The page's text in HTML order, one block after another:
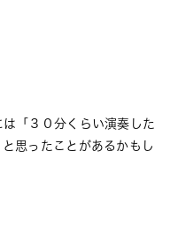
「３０分くらい演奏した
思ったことがあるかもし